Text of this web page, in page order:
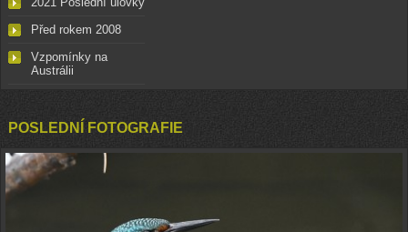
Před rokem 2008
Vzpomínky na
Austrálii
POSLEDNÍ FOTOGRAFIE